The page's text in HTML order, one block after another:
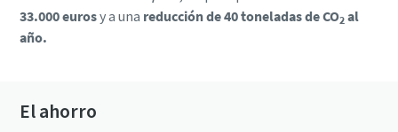
33.000 eurosy a una reducción de 40 toneladas de CO2al
año.
El ahorro